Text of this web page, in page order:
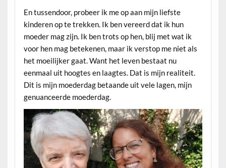
En tussendoor, probeer ik me op aan mijn liefste
kinderen op te trekken. Ik ben vereerd dat ik hun
moeder mag zijn. Ik ben trots op hen, blij met wat ik
voor hen mag betekenen, maar ik verstop me niet als
het moeilijker gaat. Want het leven bestaat nu
eenmaal uit hoogtes en laagtes. Dat is mijn realiteit.
Dit is mijn moederdag betaande uit vele lagen, mijn
genuanceerde moederdag.